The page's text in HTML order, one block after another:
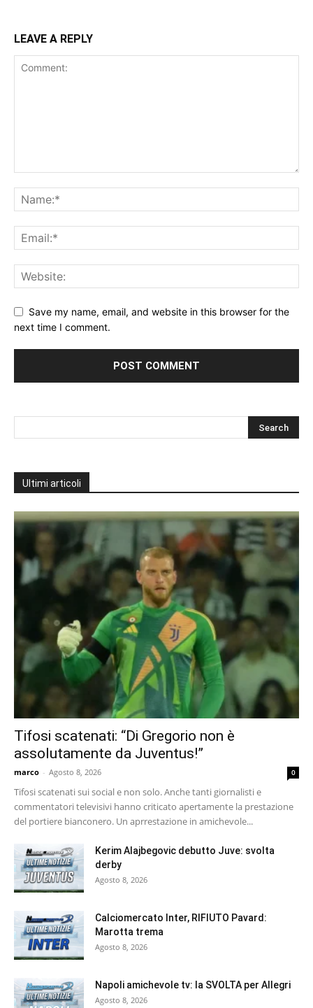
LEAVE A REPLY
Save my name, email, and website in this browser for the
next time I comment.
Ultimi articoli
Tifosi scatenati: “Di Gregorio non è
assolutamente da Juventus!”
marco - Agosto 8, 2026 0
Tifosi scatenati sui social e non solo. Anche tanti giornalisti e
commentatori televisivi hanno criticato apertamente la prestazione
del portiere bianconero. Un aprrestazione in amichevole...
Kerim Alajbegovic debutto Juve: svolta
derby
Agosto 8, 2026
Calciomercato Inter, RIFIUTO Pavard:
Marotta trema
Agosto 8, 2026
Napoli amichevole tv: la SVOLTA per Allegri
Agosto 8, 2026